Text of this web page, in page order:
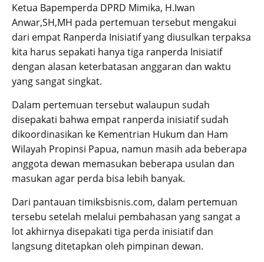
Ketua Bapemperda DPRD Mimika, H.Iwan
Anwar,SH,MH pada pertemuan tersebut mengakui
dari empat Ranperda Inisiatif yang diusulkan terpaksa
kita harus sepakati hanya tiga ranperda Inisiatif
dengan alasan keterbatasan anggaran dan waktu
yang sangat singkat.
Dalam pertemuan tersebut walaupun sudah
disepakati bahwa empat ranperda inisiatif sudah
dikoordinasikan ke Kementrian Hukum dan Ham
Wilayah Propinsi Papua, namun masih ada beberapa
anggota dewan memasukan beberapa usulan dan
masukan agar perda bisa lebih banyak.
Dari pantauan timiksbisnis.com, dalam pertemuan
tersebu setelah melalui pembahasan yang sangat a
lot akhirnya disepakati tiga perda inisiatif dan
langsung ditetapkan oleh pimpinan dewan.